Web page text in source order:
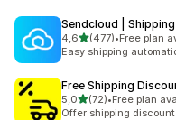
Sendcloud |
4,6z 5 hvězd
(477)
Celkový počet recenzí:
•Free plan
Easy shipping
Free Shipping
5,0z 5 hvězd
(72)
Celkový počet recenzí:
•Free plan
Offer shipping